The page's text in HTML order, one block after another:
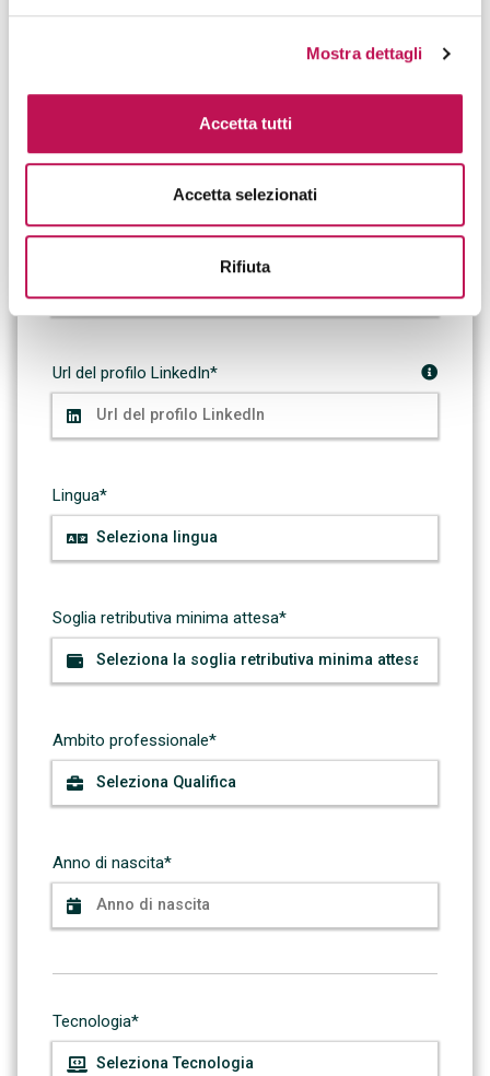
Mostra dettagli
Accetta tutti
Accetta selezionati
Rifiuta
Url del profilo LinkedIn*
Lingua*
Soglia retributiva minima attesa*
Ambito professionale*
Anno di nascita*
Tecnologia*